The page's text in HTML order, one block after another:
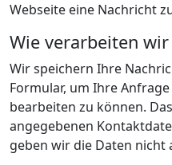
Webseite eine Nachricht
Wie verarbeiten
Wir speichern Ihre
Formular, um Ihre
bearbeiten zu können.
angegebenen
geben wir die Daten nicht